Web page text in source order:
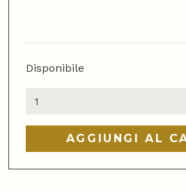
Disponibile
Bicchiere
in
AGGIUNGI AL